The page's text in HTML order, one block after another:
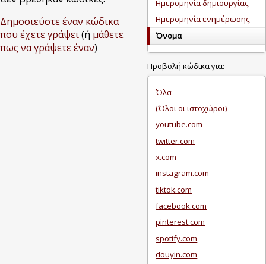
Δημοσιεύστε έναν κώδικα
που έχετε γράψει(ή μάθετε
πως να γράψετε έναν)
Ημερομηνία δημιουργίας
Ημερομηνία ενημέρωσης
Όνομα
Προβολή κώδικα για:
Όλα
(Όλοι οι ιστοχώροι)
youtube.com
twitter.com
x.com
instagram.com
tiktok.com
facebook.com
pinterest.com
spotify.com
douyin.com